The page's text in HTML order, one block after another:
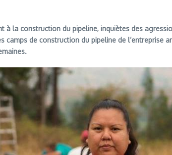
à la construction du pipeline, inquiètes des
camps de construction du pipeline de